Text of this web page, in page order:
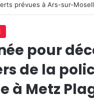
pour
de la
à Metz